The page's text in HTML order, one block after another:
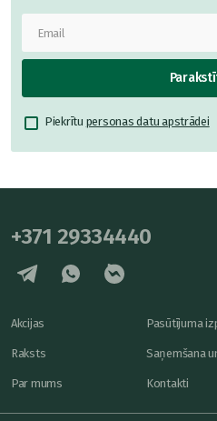
Piekrītu personas datu apstrādei
+371 29334440
Akcijas
Raksts
Par mums
Pasūtījuma
Saņemšana
Kontakti